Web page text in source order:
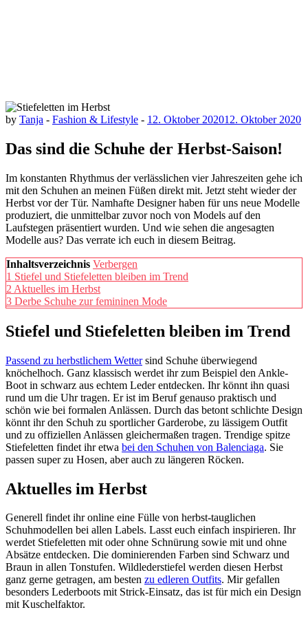
by Tanja - Fashion & Lifestyle - 12. Oktober 202012. Oktober 2020
Das sind die Schuhe der Herbst-Saison!
Im konstanten Rhythmus der verlässlichen vier Jahreszeiten gehe ich
mit den Schuhen an meinen Füßen direkt mit. Jetzt steht wieder der
Herbst vor der Tür. Namhafte Designer haben für uns neue Modelle
produziert, die unmittelbar zuvor noch von Models auf den
Laufstegen präsentiert wurden. Und wie sehen die angesagten
Modelle aus? Das verrate ich euch in diesem Beitrag.
Inhaltsverzeichnis Verbergen
1 Stiefel und Stiefeletten bleiben im Trend
2 Aktuelles im Herbst
3 Derbe Schuhe zur femininen Mode
Stiefel und Stiefeletten bleiben im Trend
Passend zu herbstlichem Wettersind Schuhe überwiegend
knöchelhoch. Ganz klassisch werdet ihr zum Beispiel den Ankle-
Boot in schwarz aus echtem Leder entdecken. Ihr könnt ihn quasi
rund um die Uhr tragen. Er ist im Beruf genauso praktisch und
schön wie bei formalen Anlässen. Durch das betont schlichte Design
könnt ihr den Schuh zu sportlicher Garderobe, zu lässigem Outfit
und zu offiziellen Anlässen gleichermaßen tragen. Trendige spitze
Stiefeletten findet ihr etwa bei den Schuhen von Balenciaga. Sie
passen super zu Hosen, aber auch zu längeren Röcken.
Aktuelles im Herbst
Generell findet ihr online eine Fülle von herbst-tauglichen
Schuhmodellen bei allen Labels. Lasst euch einfach inspirieren. Ihr
werdet Stiefeletten mit oder ohne Schnürung sowie mit und ohne
Absätze entdecken. Die dominierenden Farben sind Schwarz und
Braun in allen Tonstufen. Wildlederstiefel werden diesen Herbst
ganz gerne getragen, am besten zu edleren Outfits. Mir gefallen
besonders Lederboots mit Strick-Einsatz, das ist für mich ein Design
mit Kuschelfaktor.